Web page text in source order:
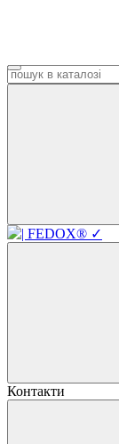
Контакти